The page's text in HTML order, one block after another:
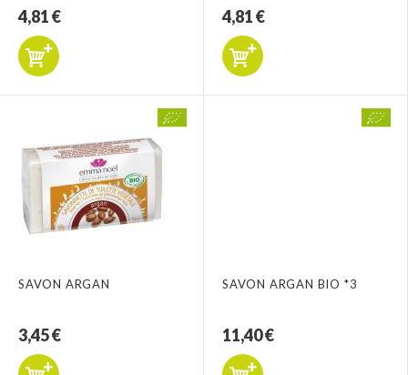
4,81 € 4,81 €
SAVON ARGAN
3,45 €
SAVON ARGAN BIO *3
11,40 €